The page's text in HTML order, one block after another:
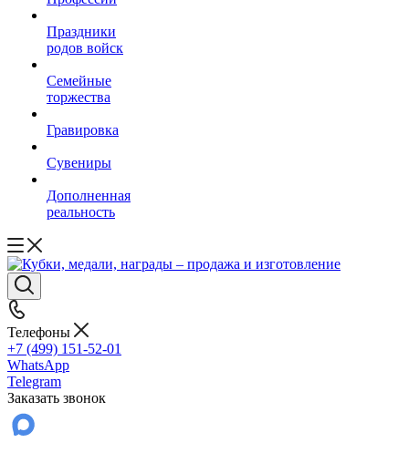
Праздники
родов войск
Семейные
торжества
Гравировка
Сувениры
Дополненная
реальность
Телефоны
+7 (499) 151-52-01
WhatsApp
Telegram
Заказать звонок